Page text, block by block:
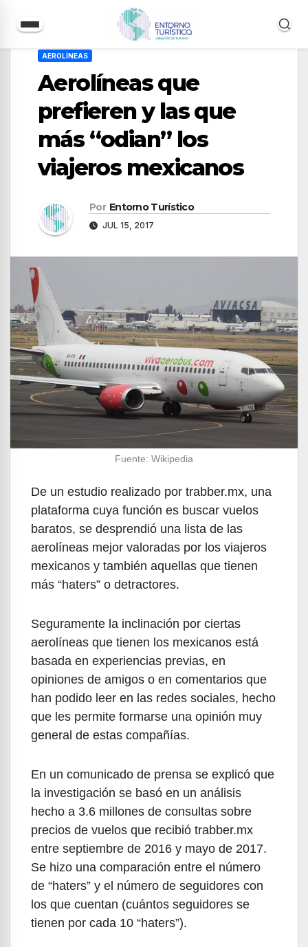
contenido
AEROLÍNEAS
Aerolíneas que
prefieren y las que
más “odian” los
viajeros mexicanos
Por Entorno Turístico
JUL 15, 2017
Fuente: Wikipedia
De un estudio realizado por trabber.mx, una
plataforma cuya función es buscar vuelos
baratos, se desprendió una lista de las
aerolíneas mejor valoradas por los viajeros
mexicanos y también aquellas que tienen
más “haters” o detractores.
Seguramente la inclinación por ciertas
aerolíneas que tienen los mexicanos está
basada en experiencias previas, en
opiniones de amigos o en comentarios que
han podido leer en las redes sociales, hecho
que les permite formarse una opinión muy
general de estas compañías.
En un comunicado de prensa se explicó que
la investigación se basó en un análisis
hecho a 3.6 millones de consultas sobre
precios de vuelos que recibió trabber.mx
entre septiembre de 2016 y mayo de 2017.
Se hizo una comparación entre el número
de “haters” y el número de seguidores con
los que cuentan (cuántos seguidores se
tienen por cada 10 “haters”).